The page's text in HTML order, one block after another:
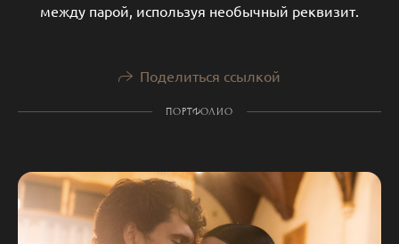
между парой, используя необычный реквизит.
Поделиться ссылкой
ПОРТФОЛИО